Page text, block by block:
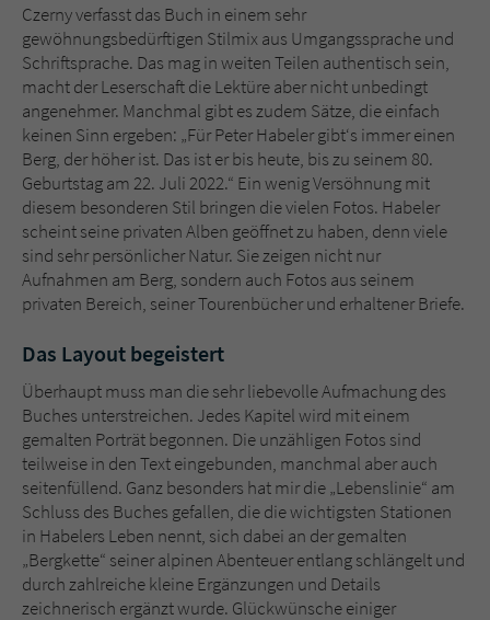
Czerny verfasst das Buch in einem sehr
gewöhnungsbedürftigen Stilmix aus Umgangssprache und
Schriftsprache. Das mag in weiten Teilen authentisch sein,
macht der Leserschaft die Lektüre aber nicht unbedingt
angenehmer. Manchmal gibt es zudem Sätze, die einfach
keinen Sinn ergeben: „Für Peter Habeler gibt‘s immer einen
Berg, der höher ist. Das ist er bis heute, bis zu seinem 80.
Geburtstag am 22. Juli 2022.“ Ein wenig Versöhnung mit
diesem besonderen Stil bringen die vielen Fotos. Habeler
scheint seine privaten Alben geöffnet zu haben, denn viele
sind sehr persönlicher Natur. Sie zeigen nicht nur
Aufnahmen am Berg, sondern auch Fotos aus seinem
privaten Bereich, seiner Tourenbücher und erhaltener Briefe.
Das Layout begeistert
Überhaupt muss man die sehr liebevolle Aufmachung des
Buches unterstreichen. Jedes Kapitel wird mit einem
gemalten Porträt begonnen. Die unzähligen Fotos sind
teilweise in den Text eingebunden, manchmal aber auch
seitenfüllend. Ganz besonders hat mir die „Lebenslinie“ am
Schluss des Buches gefallen, die die wichtigsten Stationen
in Habelers Leben nennt, sich dabei an der gemalten
„Bergkette“ seiner alpinen Abenteuer entlang schlängelt und
durch zahlreiche kleine Ergänzungen und Details
zeichnerisch ergänzt wurde. Glückwünsche einiger